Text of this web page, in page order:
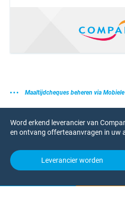
Maaltijdcheques beheren via
Word erkend leverancier van
en ontvang offerteaanvragen in uw
Leverancier worden